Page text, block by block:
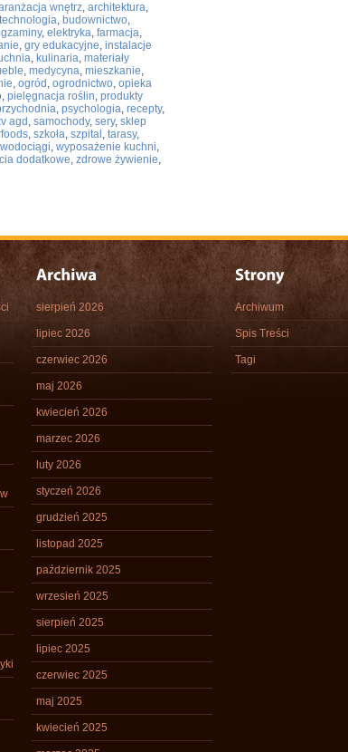
wnętrz, architektura,
, budownictwo,
, elektryka, farmacja,
, gry edukacyjne, instalacje
, kulinaria, materiały
, medycyna, mieszkanie,
, ogród , ogrodnictwo, opieka
, pielęgnacja roślin, produkty
, psychologia, recepty,
agd , samochody, sery, sklep
, szkoła, szpital , tarasy,
wodociągi, wyposażenie kuchni,
dodatkowe, zdrowe żywienie,
sierpień 2026
lipiec 2026
czerwiec 2026
maj 2026
kwiecień 2026
marzec 2026
luty 2026
styczeń 2026
grudzień 2025
listopad 2025
październik 2025
wrzesień 2025
sierpień 2025
lipiec 2025
czerwiec 2025
maj 2025
kwiecień 2025
Archiwum
Spis Treści
Tagi